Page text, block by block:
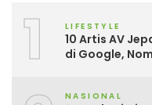
1 LIFESTYLE
10 Artis AV
di Google,
NASIONAL